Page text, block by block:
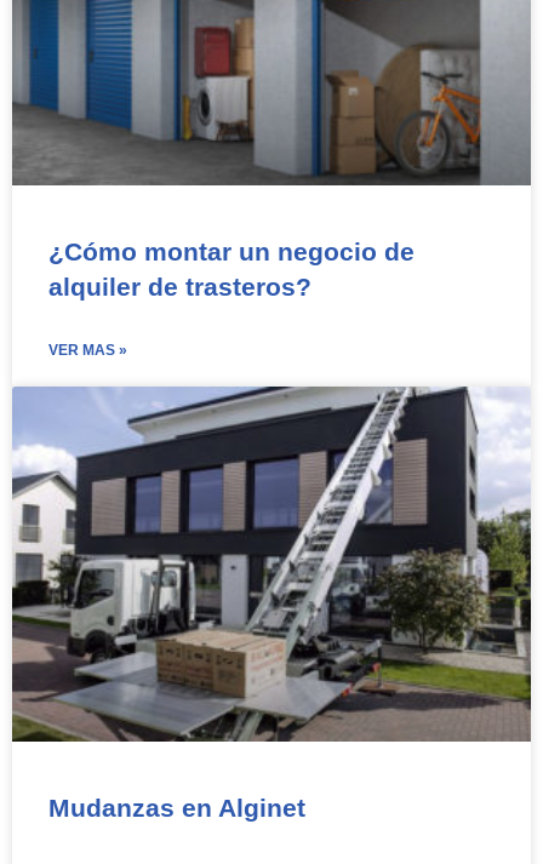
¿Cómo montar un negocio de
alquiler de trasteros?
VER MAS »
Mudanzas en Alginet